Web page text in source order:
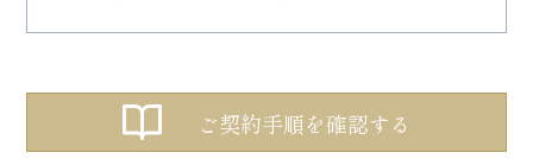
ご契約手順を確認する